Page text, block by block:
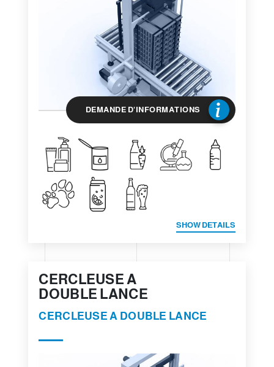
DEMANDE D'INFORMATIONS
SHOW DETAILS
CERCLEUSE A
DOUBLE LANCE
CERCLEUSE A DOUBLE LANCE